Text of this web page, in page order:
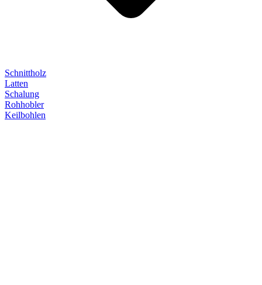
Schnittholz
Latten
Schalung
Rohhobler
Keilbohlen